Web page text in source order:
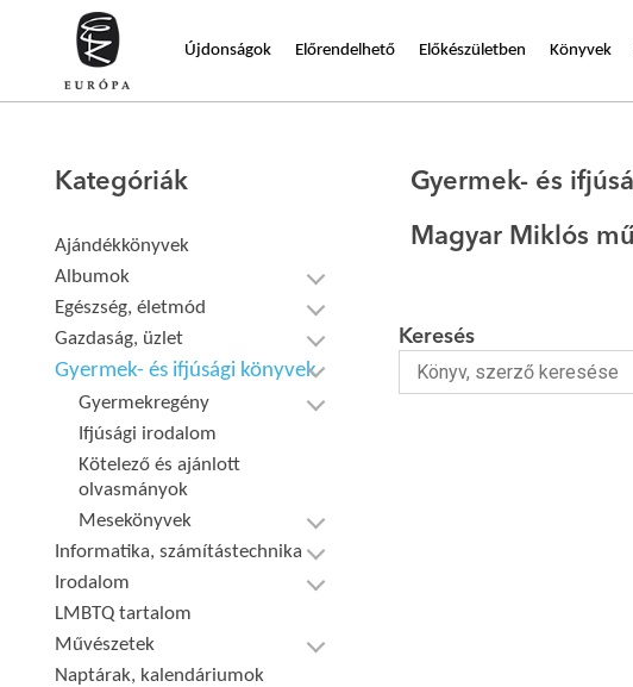
Újdonságok Előrendelhető Előkészületben Könyvek
Kategóriák
Ajándékkönyvek
Albumok
Egészség, életmód
Gazdaság, üzlet
Gyermek- és ifjúsági könyvek
Gyermekregény
Ifjúsági irodalom
Kötelező és ajánlott
olvasmányok
Mesekönyvek
Informatika, számítástechnika
Irodalom
LMBTQ tartalom
Művészetek
Naptárak, kalendáriumok
Gyermek- és
Magyar Miklós
Keresés